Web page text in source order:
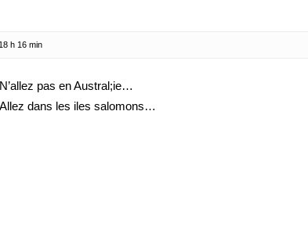
h 16 min
N’allez pas en Austral;ie…
Allez dans les iles salomons…